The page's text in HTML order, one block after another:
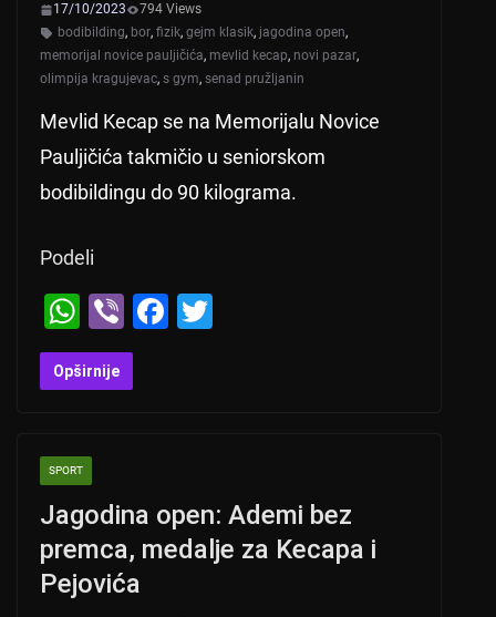
k
17/10/2023
794 Views
bodibilding, bor, fizik, gejm klasik, jagodina open,
memorijal novice pauljičića, mevlid kecap, novi pazar,
olimpija kragujevac, s gym, senad pružljanin
Mevlid Kecap se na Memorijalu Novice
Pauljičića takmičio u seniorskom
bodibildingu do 90 kilograma.
Podeli
W
h
at
A
p
p
Vi
b
er
F
o
k
Opširnije
SPORT
Jagodina open: Ademi bez
premca, medalje za Kecapa i
Pejovića